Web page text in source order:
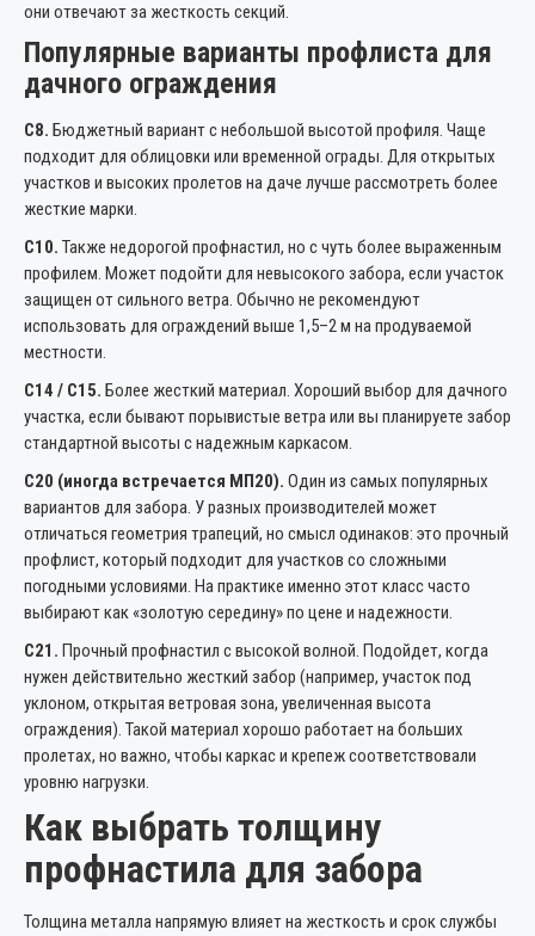
они отвечают за жесткость секций.
Популярные варианты профлиста для
дачного ограждения
С8. Бюджетный вариант с небольшой высотой профиля. Чаще
подходит для облицовки или временной ограды. Для открытых
участков и высоких пролетов на даче лучше рассмотреть более
жесткие марки.
С10. Также недорогой профнастил, но с чуть более выраженным
профилем. Может подойти для невысокого забора, если участок
защищен от сильного ветра. Обычно не рекомендуют
использовать для ограждений выше 1,5–2 м на продуваемой
местности.
С14 / С15. Более жесткий материал. Хороший выбор для дачного
участка, если бывают порывистые ветра или вы планируете забор
стандартной высоты с надежным каркасом.
С20 (иногда встречается МП20). Один из самых популярных
вариантов для забора. У разных производителей может
отличаться геометрия трапеций, но смысл одинаков: это прочный
профлист, который подходит для участков со сложными
погодными условиями. На практике именно этот класс часто
выбирают как «золотую середину» по цене и надежности.
С21. Прочный профнастил с высокой волной. Подойдет, когда
нужен действительно жесткий забор (например, участок под
уклоном, открытая ветровая зона, увеличенная высота
ограждения). Такой материал хорошо работает на больших
пролетах, но важно, чтобы каркас и крепеж соответствовали
уровню нагрузки.
Как выбрать толщину
профнастила для забора
Толщина металла напрямую влияет на жесткость и срок службы